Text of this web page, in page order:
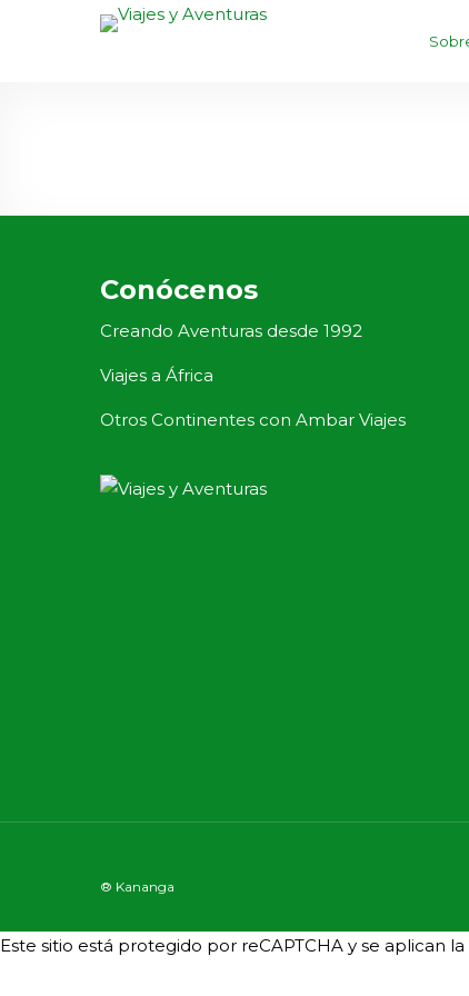
Conócenos
Creando Aventuras desde 1992
Viajes a África
Otros Continentes con Ambar Viajes
® Kananga
Este sitio está protegido por reCAPTCHA y se aplican la